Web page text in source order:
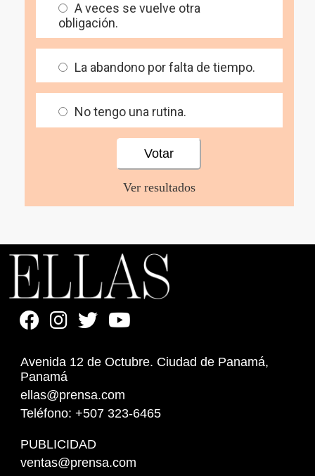
A veces se vuelve otra
obligación.
La abandono por falta de tiempo.
No tengo una rutina.
Ver resultados
Avenida 12 de Octubre. Ciudad de Panamá,
Panamá
ellas@prensa.com
Teléfono: +507 323-6465
PUBLICIDAD
ventas@prensa.com